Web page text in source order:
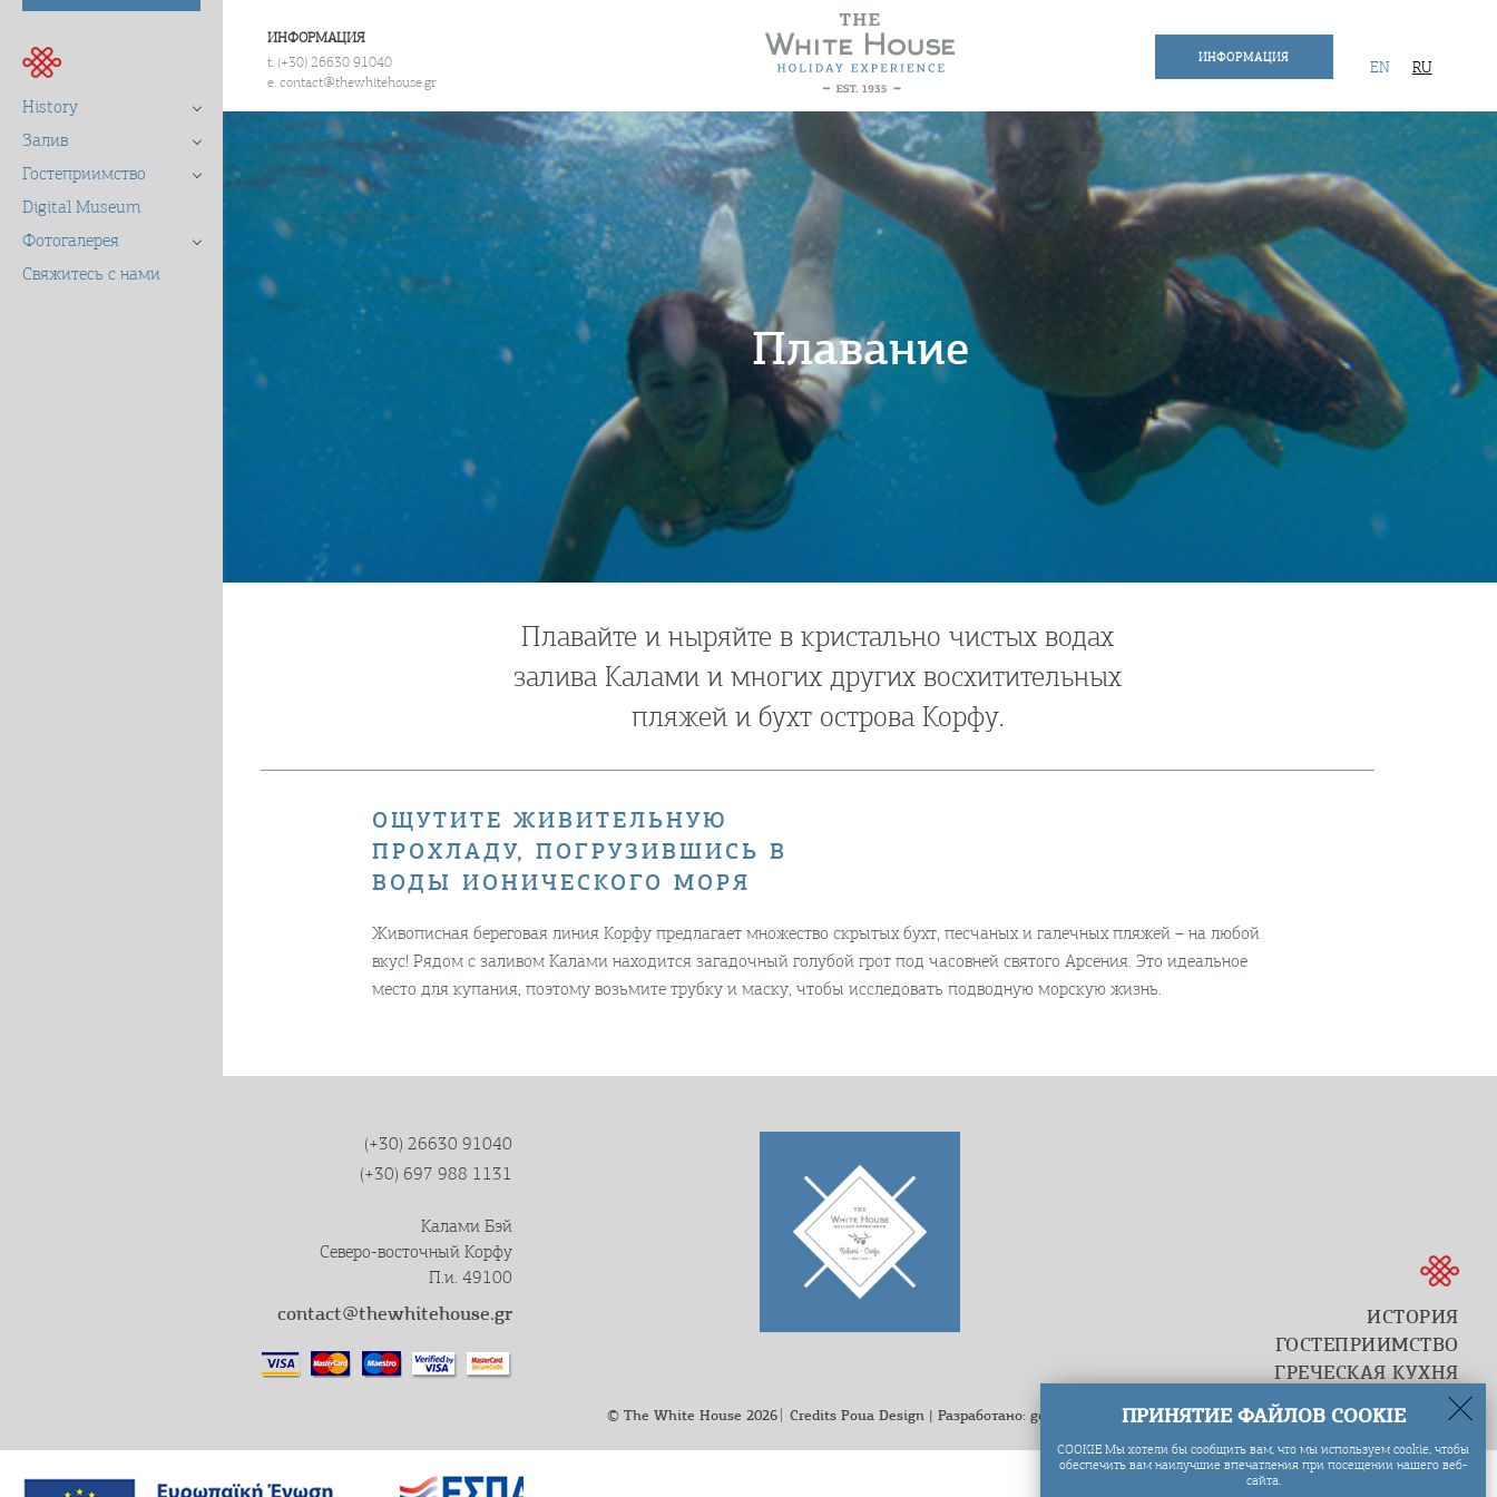
History
Залив
Гостеприимство
Digital Museum
Фотогалерея
Свяжитесь с нами
ИНФОРМАЦИЯ
t. (+30) 26630 91040
e. contact@thewhitehouse.gr
ИНФОРМАЦИЯ
EN RU
Плавание
Плавайте и ныряйте в кристально чистых водах
залива Калами и многих других восхитительных
пляжей и бухт острова Корфу.
ОЩУТИТЕ ЖИВИТЕЛЬНУЮ
ПРОХЛАДУ, ПОГРУЗИВШИСЬ В
ВОДЫ ИОНИЧЕСКОГО МОРЯ
Живописная береговая линия Корфу предлагает множество скрытых бухт, песчаных и галечных пляжей – на любой
вкус! Рядом с заливом Калами находится загадочный голубой грот под часовней святого Арсения. Это идеальное
место для купания, поэтому возьмите трубку и маску, чтобы исследовать подводную морскую жизнь.
(+30) 26630 91040
(+30) 697 988 1131
Калами Бэй
Северо-восточный Корфу
П.и. 49100
contact@thewhitehouse.gr
ИСТОРИЯ
ГОСТЕПРИИМСТВО
ГРЕЧЕСКАЯ КУХНЯ
© The White House 2026| CreditsPoua Design | Разработано:go creations ПРИНЯТИЕ ФАЙЛОВ COOKIE
COOKIE Мы хотели бы сообщить вам, что мы используем cookie, чтобы
обеспечить вам наилучшие впечатления при посещении нашего веб-
сайта.